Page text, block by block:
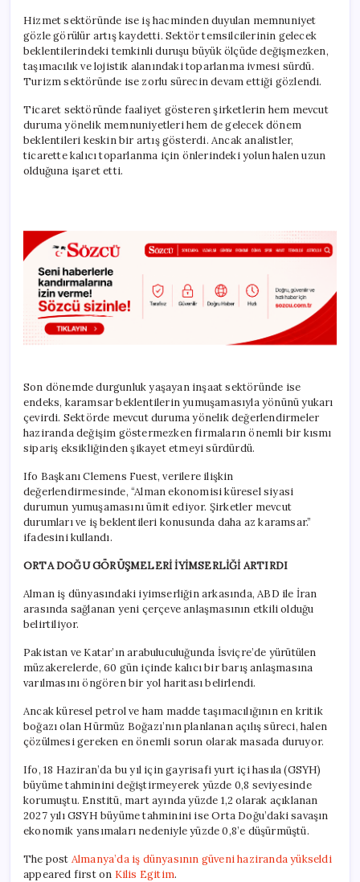
Hizmet sektöründe ise iş hacminden duyulan memnuniyet
gözle görülür artış kaydetti. Sektör temsilcilerinin gelecek
beklentilerindeki temkinli duruşu büyük ölçüde değişmezken,
taşımacılık ve lojistik alanındaki toparlanma ivmesi sürdü.
Turizm sektöründe ise zorlu sürecin devam ettiği gözlendi.
Ticaret sektöründe faaliyet gösteren şirketlerin hem mevcut
duruma yönelik memnuniyetleri hem de gelecek dönem
beklentileri keskin bir artış gösterdi. Ancak analistler,
ticarette kalıcı toparlanma için önlerindeki yolun halen uzun
olduğuna işaret etti.
Son dönemde durgunluk yaşayan inşaat sektöründe ise
endeks, karamsar beklentilerin yumuşamasıyla yönünü yukarı
çevirdi. Sektörde mevcut duruma yönelik değerlendirmeler
haziranda değişim göstermezken firmaların önemli bir kısmı
sipariş eksikliğinden şikayet etmeyi sürdürdü.
Ifo Başkanı Clemens Fuest, verilere ilişkin
değerlendirmesinde, “Alman ekonomisi küresel siyasi
durumun yumuşamasını ümit ediyor. Şirketler mevcut
durumları ve iş beklentileri konusunda daha az karamsar.”
ifadesini kullandı.
ORTA DOĞU GÖRÜŞMELERİ İYİMSERLİĞİ ARTIRDI
Alman iş dünyasındaki iyimserliğin arkasında, ABD ile İran
arasında sağlanan yeni çerçeve anlaşmasının etkili olduğu
belirtiliyor.
Pakistan ve Katar’ın arabuluculuğunda İsviçre’de yürütülen
müzakerelerde, 60 gün içinde kalıcı bir barış anlaşmasına
varılmasını öngören bir yol haritası belirlendi.
Ancak küresel petrol ve ham madde taşımacılığının en kritik
boğazı olan Hürmüz Boğazı’nın planlanan açılış süreci, halen
çözülmesi gereken en önemli sorun olarak masada duruyor.
Ifo, 18 Haziran’da bu yıl için gayrisafi yurt içi hasıla (GSYH)
büyüme tahminini değiştirmeyerek yüzde 0,8 seviyesinde
korumuştu. Enstitü, mart ayında yüzde 1,2 olarak açıklanan
2027 yılı GSYH büyüme tahminini ise Orta Doğu’daki savaşın
ekonomik yansımaları nedeniyle yüzde 0,8’e düşürmüştü.
The post Almanya’da iş dünyasının güveni haziranda yükseldi
appeared first on Kilis Egitim.